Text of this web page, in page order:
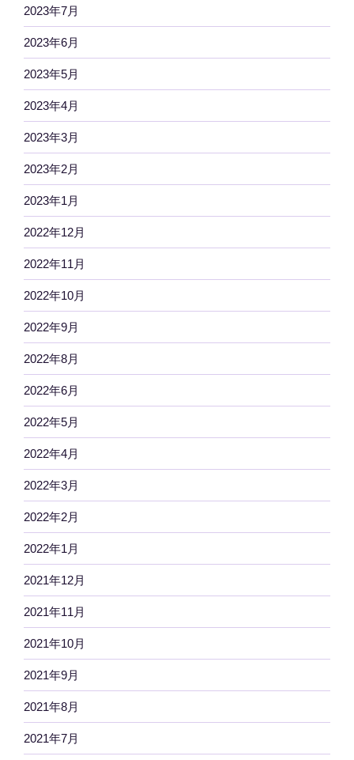
2023年7月
2023年6月
2023年5月
2023年4月
2023年3月
2023年2月
2023年1月
2022年12月
2022年11月
2022年10月
2022年9月
2022年8月
2022年6月
2022年5月
2022年4月
2022年3月
2022年2月
2022年1月
2021年12月
2021年11月
2021年10月
2021年9月
2021年8月
2021年7月